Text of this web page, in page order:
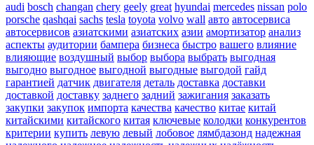
audi bosch changan chery geely great hyundai mercedes nissan polo
porsche qashqai sachs tesla toyota volvo wall авто автосервиса
автосервисов азиатскими азиатских азии амортизатор анализ
аспекты аудитории бампера бизнеса быстро вашего влияние
влияющие воздушный выбор выбора выбрать выгодная
выгодно выгодное выгодной выгодные выгодой гайд
гарантией датчик двигателя деталь доставка доставки
доставкой доставку заднего задний зажигания заказать
закупки закупок импорта качества качество китае китай
китайскими китайского китая ключевые колодки конкурентов
критерии купить левую левый лобовое лямбдазонд надежная